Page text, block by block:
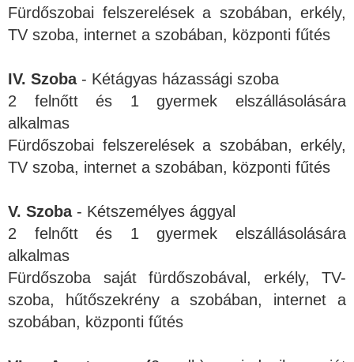
Fürdőszobai felszerelések a szobában, erkély,
TV szoba, internet a szobában, központi fűtés
IV. Szoba- Kétágyas házassági szoba
2 felnőtt és 1 gyermek elszállásolására
alkalmas
Fürdőszobai felszerelések a szobában, erkély,
TV szoba, internet a szobában, központi fűtés
V. Szoba- Kétszemélyes ággyal
2 felnőtt és 1 gyermek elszállásolására
alkalmas
Fürdőszoba saját fürdőszobával, erkély, TV-
szoba, hűtőszekrény a szobában, internet a
szobában, központi fűtés